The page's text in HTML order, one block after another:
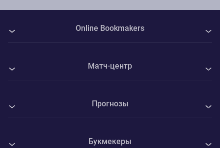
Букмекеры
Прогнозы
Матч-центр
Уиком - Стивенэйдж
Online Bookmakers
Контакты
Конфиденциальность